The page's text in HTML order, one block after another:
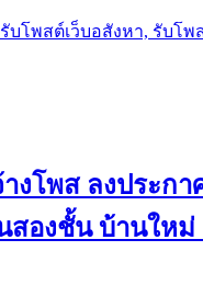
บโพสต์เว็บอสังหา, รับโพ
างโพส ลงประก
องชั้น บ้านให